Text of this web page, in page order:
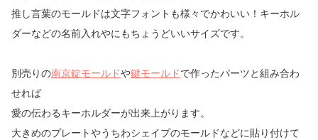
推し言葉のモールドは文字フォントも様々でかわいい！キーホル
ダーなどの名前入れやにもちょうどいいサイズです。
別売りの南京錠モールドや鍵モールドで作ったパーツと組み合わ
せれば
愛の伝わるキーホルダーが出来上がります。
大きめのプレートやうちわシェイプのモールドなどに貼り付けて